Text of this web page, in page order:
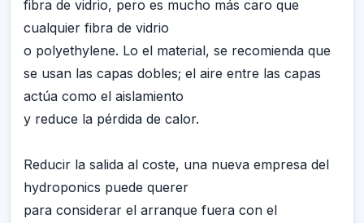
fibra de vidrio, pero es mucho más caro que
cualquier fibra de vidrio
o polyethylene. Lo el material, se recomienda que
se usan las capas dobles; el aire entre las capas
actúa como el aislamiento
y reduce la pérdida de calor.
Reducir la salida al coste, una nueva empresa del
hydroponics puede querer
para considerar el arranque fuera con el